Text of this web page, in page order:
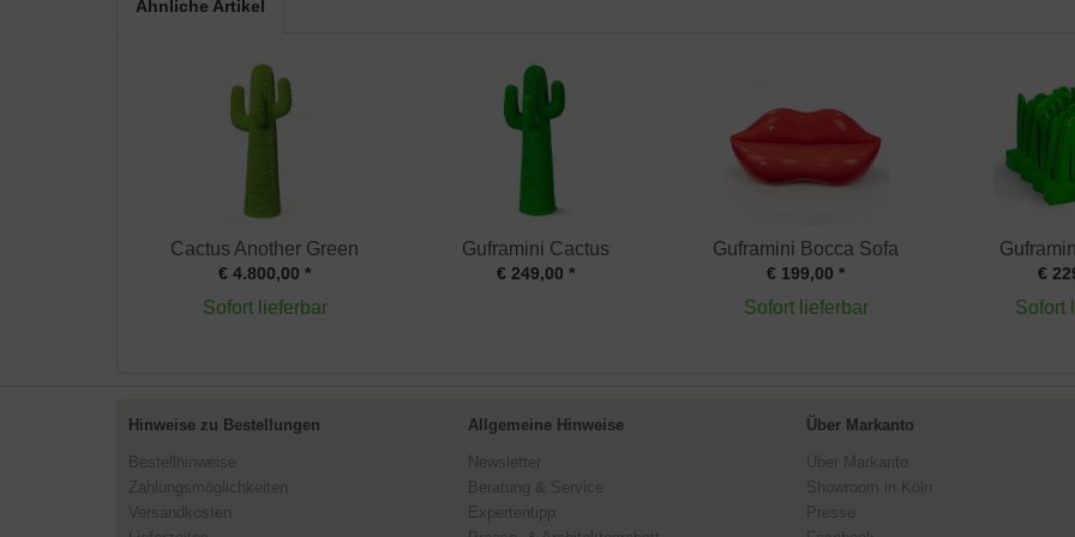
Ähnliche Artikel
Cactus Another Green
€ 4.800,00 *
Sofort lieferbar
Guframini Cactus
€ 249,00 *
Guframini Bocca Sofa
€ 199,00 *
Sofort lieferbar
€
Sofort
Hinweise zu Bestellungen
Bestellhinweise
Zahlungsmöglichkeiten
Versandkosten
Allgemeine Hinweise
Newsletter
Beratung & Service
Expertentipp
Über Markanto
Über Markanto
Showroom in Köln
Presse